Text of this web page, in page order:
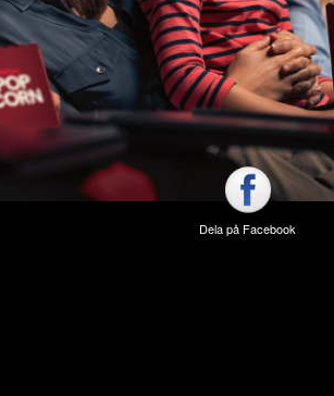
Dela på Facebook